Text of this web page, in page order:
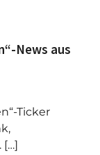
News aus
Ticker
[…]